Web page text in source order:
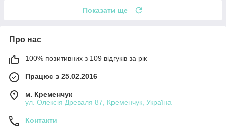
Показати ще
Про нас
100% позитивних з 109 відгуків за рік
Працює з 25.02.2016
м. Кременчук
ул. Олексія Древаля 87, Кременчук, Україна
Контакти